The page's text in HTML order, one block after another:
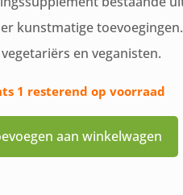
kunstmatige
en veganisten.
1 resterend op voorraad
aan winkelwagen